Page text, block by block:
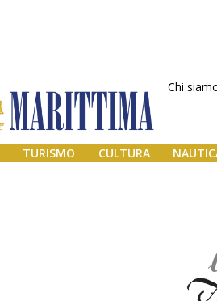
Chi
TURISMO CULTURA